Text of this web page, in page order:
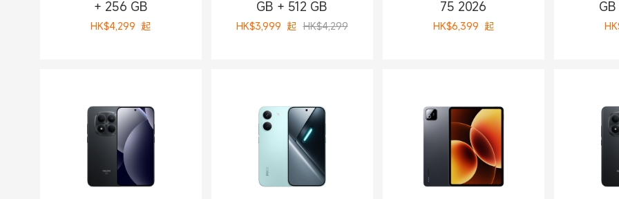
+ 256 GB
HK$4,299 起
GB + 512 GB
HK$3,999 起 HK$4,299
75 2026
HK$6,399 起